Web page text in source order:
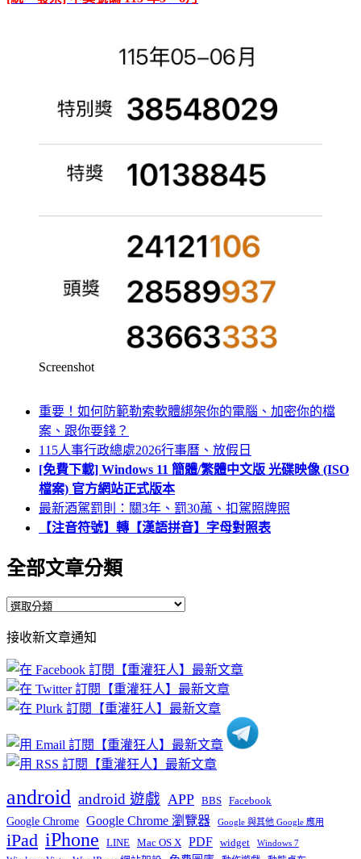
Screenshot
重要！如何防範勒索軟體綁架你的電腦、加密你的檔
案、跟你要錢？
115人事行政總處2026行事曆、放假日
[免費下載] Windows 11 簡體/繁體中文版 光碟映像 (ISO
檔案) 官方網站正式版本
最新酒駕罰則：關3年、罰30萬、扣駕照牌照
【注音符號】轉【漢語拼音】字母對照表
全部文章分類
全
文
章
分
類
接收新文章通知
android android 遊戲 APP BBS Facebook
Google Chrome Google Chrome 瀏覽器 Google 與其他 Google 應用
iPad iPhone LINE Mac OS X PDF widget Windows 7